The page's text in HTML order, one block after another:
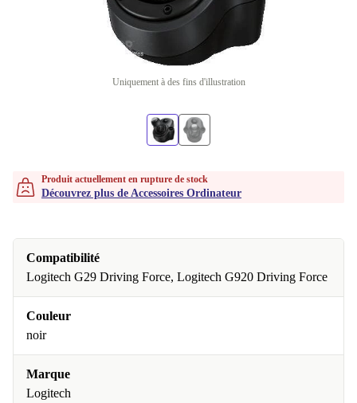
Uniquement à des fins d'illustration
Produit actuellement en rupture de stock
Découvrez plus de Accessoires Ordinateur
Compatibilité
Logitech G29 Driving Force, Logitech G920 Driving Force
Couleur
noir
Marque
Logitech